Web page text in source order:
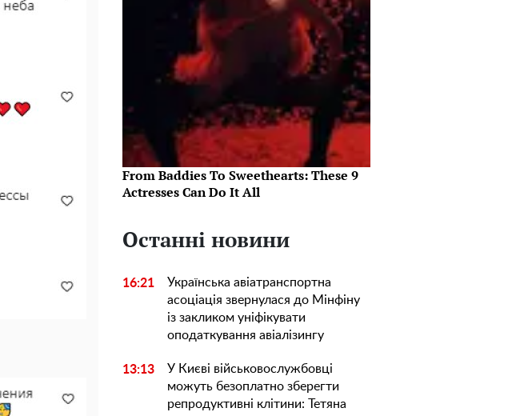
From Baddies To Sweethearts: These 9
Actresses Can Do It All
Останні новини
16:21
Українська авіатранспортна
асоціація звернулася до Мінфіну
із закликом уніфікувати
оподаткування авіалізингу
13:13
У Києві військовослужбовці
можуть безоплатно зберегти
репродуктивні клітини: Тетяна